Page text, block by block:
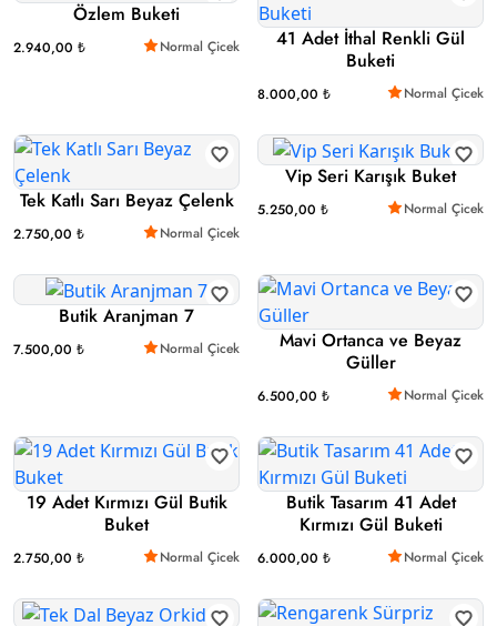
Özlem Buketi
2.940,00 ₺ Normal Çicek
41 Adet İthal Renkli Gül
Buketi
8.000,00 ₺ Normal Çicek
Tek Katlı Sarı Beyaz Çelenk
2.750,00 ₺ Normal Çicek
Vip Seri Karışık Buket
5.250,00 ₺ Normal Çicek
Butik Aranjman 7
7.500,00 ₺ Normal Çicek
Mavi Ortanca ve Beyaz
Güller
6.500,00 ₺ Normal Çicek
19 Adet Kırmızı Gül Butik
Buket
2.750,00 ₺ Normal Çicek
Butik Tasarım 41 Adet
Kırmızı Gül Buketi
6.000,00 ₺ Normal Çicek